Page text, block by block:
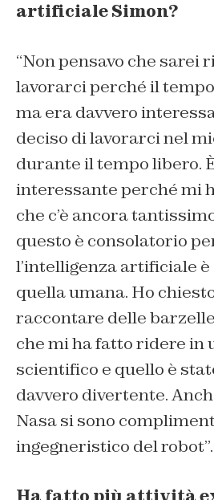
artificiale Simon?
“Non pensavo che sarei
lavorarci perché il
ma era davvero
deciso di lavorarci nel
durante il tempo libero.
interessante perché mi
che c’è ancora
questo è consolatorio
l’intelligenza artificiale
quella umana. Ho
raccontare delle
che mi ha fatto ridere in
scientifico e quello è
davvero divertente.
Nasa si sono
ingegneristico del robot”.